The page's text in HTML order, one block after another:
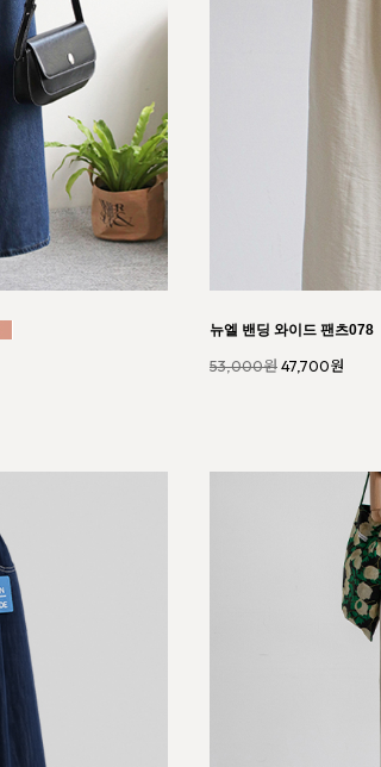
러슬 프론트 버튼 스커트934
44,000원 39,600원